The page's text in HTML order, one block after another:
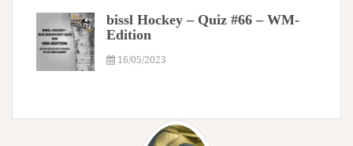
bissl Hockey – Quiz #66 – WM-
Edition
16/05/2023